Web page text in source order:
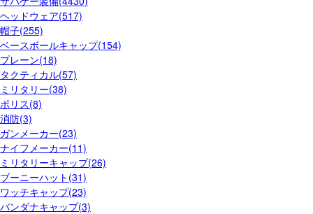
ヘッドウェア(517)
帽子(255)
ベースボールキャップ(154)
プレーン(18)
タクティカル(57)
ミリタリー(38)
ポリス(8)
消防(3)
ガンメーカー(23)
ナイフメーカー(11)
ミリタリーキャップ(26)
ブーニーハット(31)
ワッチキャップ(23)
バンダナキャップ(3)